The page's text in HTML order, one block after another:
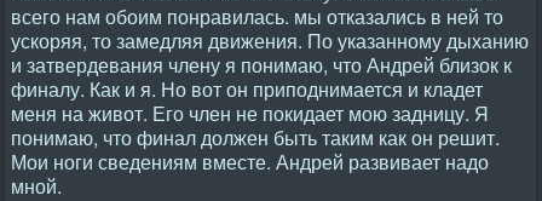
всего нам обоим понравилась. мы отказались в ней то
ускоряя, то замедляя движения. По указанному дыханию
и затвердевания члену я понимаю, что Андрей близок к
финалу. Как и я. Но вот он приподнимается и кладет
меня на живот. Его член не покидает мою задницу. Я
понимаю, что финал должен быть таким как он решит.
Мои ноги сведениям вместе. Андрей развивает надо
мной.